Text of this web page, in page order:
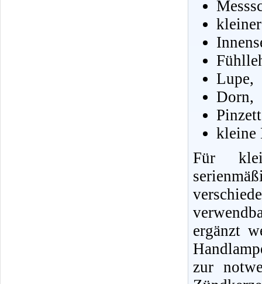
Lupe,
Dorn,
kleine
Für
ergänzt
zur